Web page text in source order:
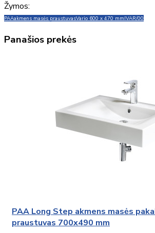
Žymos:
PAAakmens masės praustuvasVario 600 x 470 mmIVAR/00
Panašios prekės
PAA Long Step akmens masės
praustuvas 700x490 mm